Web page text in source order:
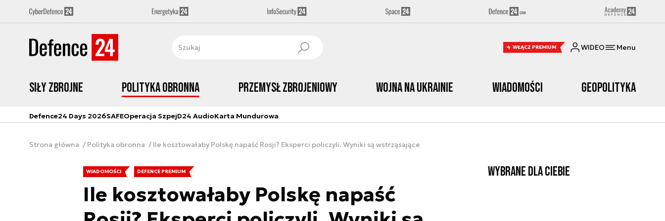
WŁĄCZ PREMIUM WIDEO Menu
Siły zbrojne Polityka obronna Przemysł Zbrojeniowy Wojna na Ukrainie Wiadomości Geopolityka
Defence24 Days 2026SAFEOperacja SzpejD24 AudioKarta Mundurowa
Strona główna Polityka obronna Ile kosztowałaby Polskę napaść Rosji? Eksperci policzyli. Wyniki są wstrząsające
WIADOMOŚCI DEFENCE PREMIUM
Ile kosztowałaby Polskę napaść
Wybrane dla Ciebie